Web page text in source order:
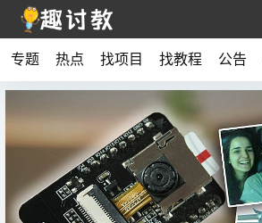
专题 热点 找项目 找教程 公告